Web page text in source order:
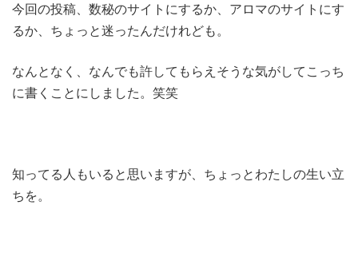
今回の投稿、数秘のサイトにするか、アロマのサイトにす
るか、ちょっと迷ったんだけれども。
なんとなく、なんでも許してもらえそうな気がしてこっち
に書くことにしました。笑笑
知ってる人もいると思いますが、ちょっとわたしの生い立
ちを。